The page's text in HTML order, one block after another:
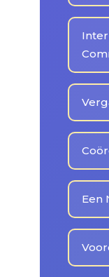
Een